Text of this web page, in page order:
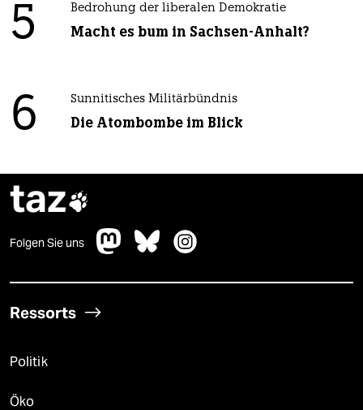
5 Bedrohung der liberalen Demokratie
Macht es bum in Sachsen-Anhalt?
6 Sunnitisches Militärbündnis
Die Atombombe im Blick
taz
Folgen Sie uns
Ressorts
Politik
Öko